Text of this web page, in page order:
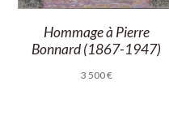
Hommage à Pierre
Bonnard (1867-1947)
3 500€